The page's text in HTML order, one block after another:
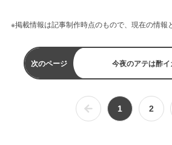
※掲載情報は記事制作時点のもので、現在の情報
次のページ 今夜のアテは酢
1 2